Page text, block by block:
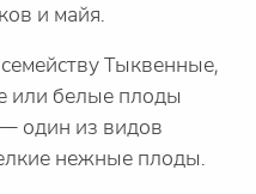
и майя.
Тыквенные,
или белые плоды
один из видов
нежные плоды.